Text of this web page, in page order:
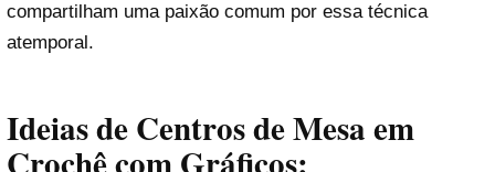
compartilham uma paixão comum por essa técnica
atemporal.
Ideias de Centros de Mesa em